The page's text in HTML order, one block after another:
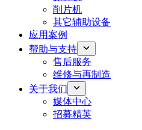
削片机
其它辅助设备
应用案例
帮助与支持
售后服务
维修与再制造
关于我们
媒体中心
招募精英